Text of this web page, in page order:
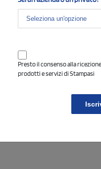
NON RIESCI AD
02 2111
Presto il consenso alla
prodotti e servizi di Stampasi